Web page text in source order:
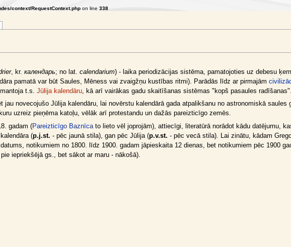
context/RequestContext.php on line 338
, kr. календарь; no lat. calendarium) - laika periodizācijas sistēma, pamatojoties uz debesu
pamatā var būt Saules, Mēness vai zvaigžņu kustības ritmi). Parādās līdz ar pirmajām
t.s. Jūlija kalendāru, kā arī vairākas gadu skaitīšanas sistēmas "kopš pasaules radīšanas".
novecojušo Jūlija kalendāru, lai novērstu kalendārā gada atpalikšanu no astronomiskā saules
uzreiz pieņēma katoļu, vēlāk arī protestandu un dažās pareizticīgo zemēs.
gadam (Pareizticīgo Baznīcato lieto vēl joprojām), attiecīgi, literatūrā norādot kādu datējumu,
(p.j.st. - pēc jaunā stila), gan pēc Jūlija (p.v.st. - pēc vecā stila). Lai zinātu, kādam
notikumiem no 1800. līdz 1900. gadam jāpieskaita 12 dienas, bet notikumiem pēc 1900
iepriekšējā gs., bet sākot ar maru - nākošā).